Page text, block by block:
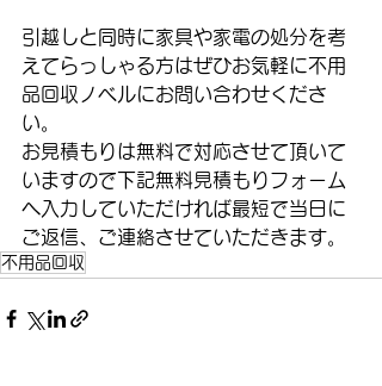
引越しと同時に家具や家電の処分を考
えてらっしゃる方はぜひお気軽に不用
品回収ノベルにお問い合わせくださ
い。
お見積もりは無料で対応させて頂いて
いますので下記無料見積もりフォーム
へ入力していただければ最短で当日に
ご返信、ご連絡させていただきます。
不用品回収